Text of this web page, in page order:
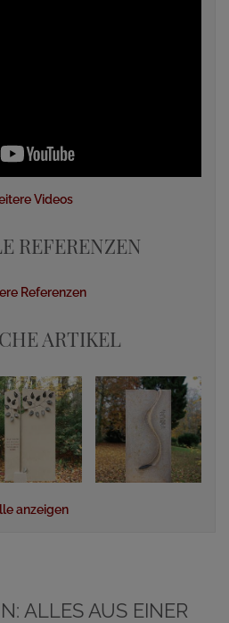
Videos
REFERENZEN
Referenzen
ARTIKEL
anzeigen
ALLES AUS EINER